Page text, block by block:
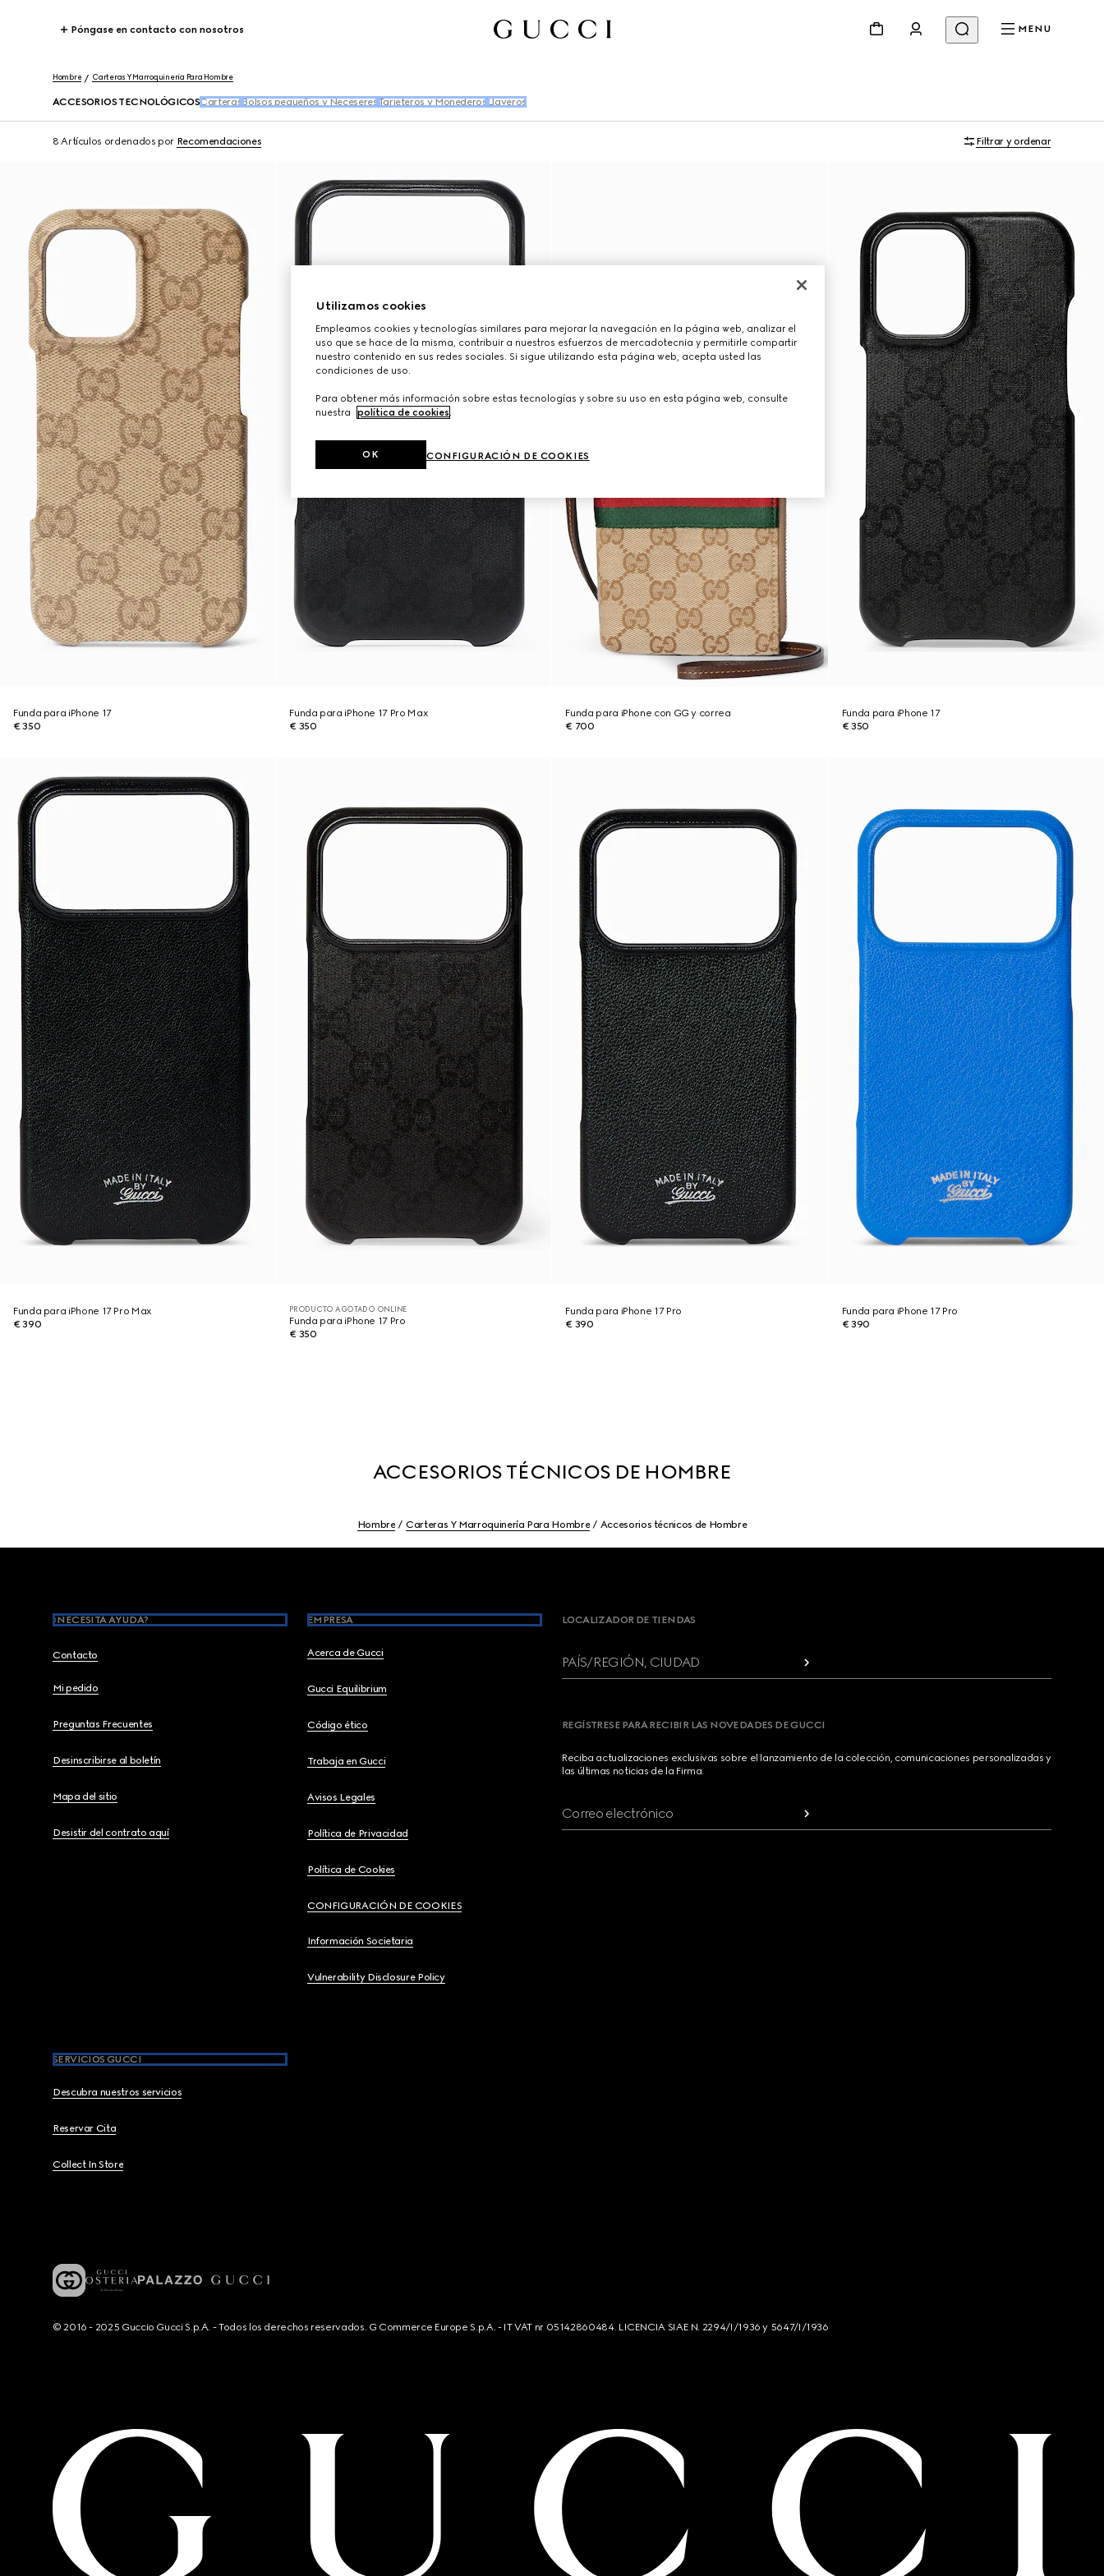
Póngase en contacto con nosotros MENU
Hombre Carteras Y Marroquinería Para Hombre
ACCESORIOS TECNOLÓGICOS Carteras Bolsos pequeños y Neceseres Tarjeteros y Monederos Llaveros
8 Artículos ordenados por Recomendaciones Filtrar y ordenar
Funda para iPhone 17
€ 350
Funda para iPhone 17 Pro Max
€ 350
Funda para iPhone con GG y correa
€ 700
Funda para iPhone 17
€ 350
Funda para iPhone 17 Pro Max
€ 390
PRODUCTO AGOTADO ONLINE
Funda para iPhone 17 Pro
€ 350
Funda para iPhone 17 Pro
€ 390
Funda para iPhone 17 Pro
€ 390
ACCESORIOS TÉCNICOS DE HOMBRE
Hombre Carteras Y Marroquinería Para Hombre Accesorios técnicos de Hombre
¿NECESITA AYUDA?
Contacto
Mi pedido
Preguntas Frecuentes
Desinscribirse al boletín
Mapa del sitio
Desistir del contrato aquí
EMPRESA
Acerca de Gucci
Gucci Equilibrium
Código ético
Trabaja en Gucci
Avisos Legales
Política de Privacidad
Política de Cookies
CONFIGURACIÓN DE COOKIES
Información Societaria
Vulnerability Disclosure Policy
SERVICIOS GUCCI
Descubra nuestros servicios
Reservar Cita
Collect In Store
LOCALIZADOR DE TIENDAS
PAÍS/REGIÓN, CIUDAD
REGÍSTRESE PARA RECIBIR LAS NOVEDADES DE GUCCI
Reciba actualizaciones exclusivas sobre el lanzamiento de la colección, comunicaciones personalizadas y
las últimas noticias de la Firma.
Correo electrónico
© 2016 - 2025 Guccio Gucci S.p.A. - Todos los derechos reservados. G Commerce Europe S.p.A. - IT VAT nr 05142860484. LICENCIA SIAE N. 2294/I/1936 y 5647/I/1936
Utilizamos cookies
Empleamos cookies y tecnologías similares para mejorar la navegación en la página web, analizar el
uso que se hace de la misma, contribuir a nuestros esfuerzos de mercadotecnia y permitirle compartir
nuestro contenido en sus redes sociales. Si sigue utilizando esta página web, acepta usted las
condiciones de uso.
Para obtener más información sobre estas tecnologías y sobre su uso en esta página web, consulte
nuestra
política de cookies.
CONFIGURACIÓN DE COOKIES
OK